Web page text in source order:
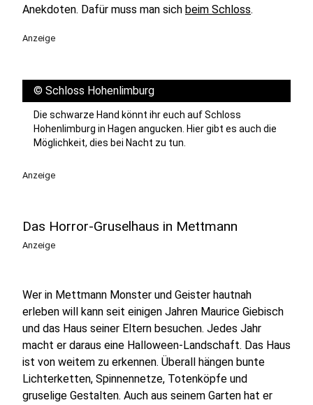
Anekdoten. Dafür muss man sich beim Schloss.
Anzeige
© Schloss Hohenlimburg
Die schwarze Hand könnt ihr euch auf Schloss
Hohenlimburg in Hagen angucken. Hier gibt es auch die
Möglichkeit, dies bei Nacht zu tun.
Anzeige
Das Horror-Gruselhaus in Mettmann
Anzeige
Wer in Mettmann Monster und Geister hautnah
erleben will kann seit einigen Jahren Maurice Giebisch
und das Haus seiner Eltern besuchen. Jedes Jahr
macht er daraus eine Halloween-Landschaft. Das Haus
ist von weitem zu erkennen. Überall hängen bunte
Lichterketten, Spinnennetze, Totenköpfe und
gruselige Gestalten. Auch aus seinem Garten hat er